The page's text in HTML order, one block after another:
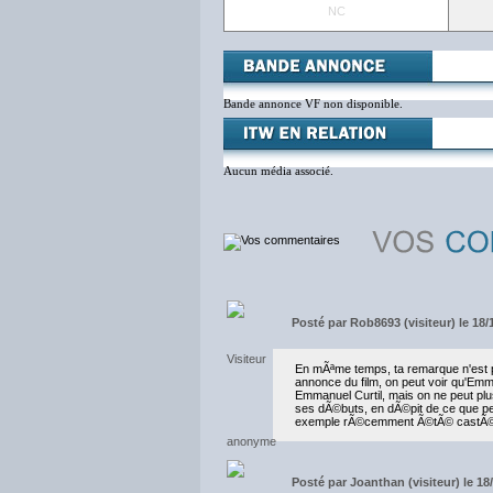
NC
Bande annonce VF non disponible.
Aucun média associé.
Posté par Rob8693 (visiteur) le 18/
En mÃªme temps, ta remarque
annonce du film, on peut voir
Emmanuel Curtil, mais on ne peut
ses dÃ©buts, en dÃ©pit de ce que
exemple rÃ©cemment Ã©tÃ©
Posté par Joanthan (visiteur) le 18/